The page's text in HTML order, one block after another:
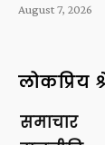
August 7, 2026
लोकप्रिय
समाचार